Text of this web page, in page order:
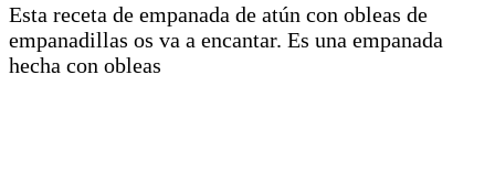
Esta receta de empanada de atún con obleas de
empanadillas os va a encantar. Es una empanada
hecha con obleas